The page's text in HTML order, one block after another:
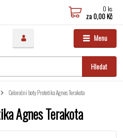
Menu
Hledat
0 ks
za0,00 Kč
Celoroční boty Protetika Agnes Terakota
Agnes Terakota